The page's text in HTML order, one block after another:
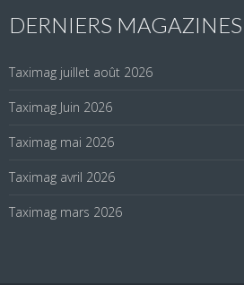
DERNIERS MAGAZINES
Taximag juillet août 2026
Taximag Juin 2026
Taximag mai 2026
Taximag avril 2026
Taximag mars 2026